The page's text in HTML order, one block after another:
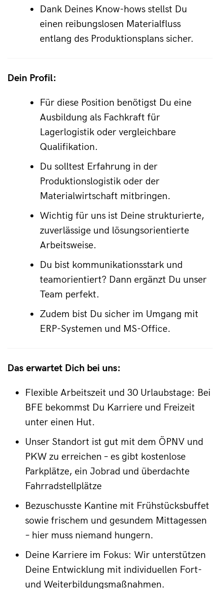
Dank Deines Know-hows stellst Du
einen reibungslosen Materialfluss
entlang des Produktionsplans sicher.
Dein Profil:
Für diese Position benötigst Du eine
Ausbildung als Fachkraft für
Lagerlogistik oder vergleichbare
Qualifikation.
Du solltest Erfahrung in der
Produktionslogistik oder der
Materialwirtschaft mitbringen.
Wichtig für uns ist Deine strukturierte,
zuverlässige und lösungsorientierte
Arbeitsweise.
Du bist kommunikationsstark und
teamorientiert? Dann ergänzt Du unser
Team perfekt.
Zudem bist Du sicher im Umgang mit
ERP-Systemen und MS-Office.
Das erwartet Dich bei uns:
Flexible Arbeitszeit und 30 Urlaubstage: Bei
BFE bekommst Du Karriere und Freizeit
unter einen Hut.
Unser Standort ist gut mit dem ÖPNV und
PKW zu erreichen – es gibt kostenlose
Parkplätze, ein Jobrad und überdachte
Fahrradstellplätze
Bezuschusste Kantine mit Frühstücksbuffet
sowie frischem und gesundem Mittagessen
– hier muss niemand hungern.
Deine Karriere im Fokus: Wir unterstützen
Deine Entwicklung mit individuellen Fort-
und Weiterbildungsmaßnahmen.